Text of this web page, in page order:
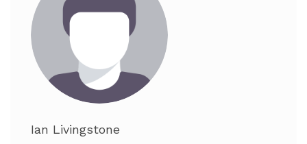
Ian Livingstone